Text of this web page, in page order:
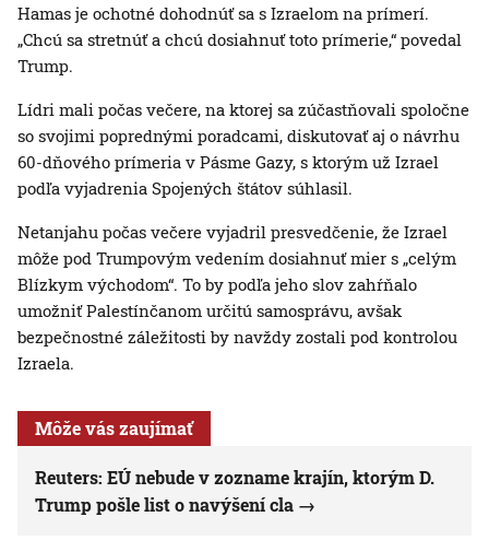
Hamas je ochotné dohodnúť sa s Izraelom na prímerí.
„Chcú sa stretnúť a chcú dosiahnuť toto prímerie,“ povedal
Trump.
Lídri mali počas večere, na ktorej sa zúčastňovali spoločne
so svojimi poprednými poradcami, diskutovať aj o návrhu
60-dňového prímeria v Pásme Gazy, s ktorým už Izrael
podľa vyjadrenia Spojených štátov súhlasil.
Netanjahu počas večere vyjadril presvedčenie, že Izrael
môže pod Trumpovým vedením dosiahnuť mier s „celým
Blízkym východom“. To by podľa jeho slov zahŕňalo
umožniť Palestínčanom určitú samosprávu, avšak
bezpečnostné záležitosti by navždy zostali pod kontrolou
Izraela.
Môže vás zaujímať
Reuters: EÚ nebude v zozname krajín, ktorým D.
Trump pošle list o navýšení cla